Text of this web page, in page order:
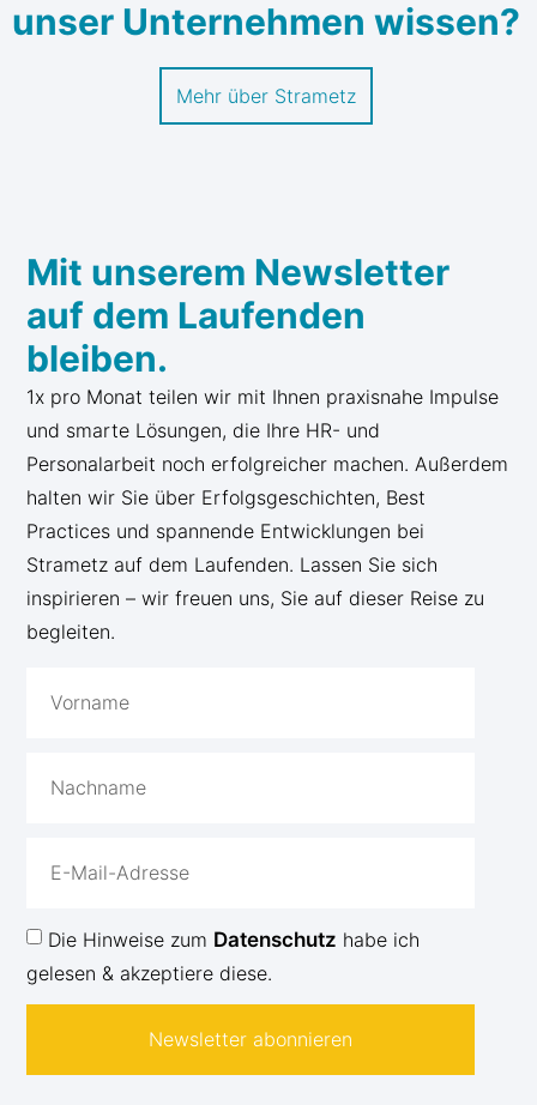
unser Unternehmen wissen?
Mehr über Strametz
Mit unserem Newsletter
auf dem Laufenden
bleiben.
1x pro Monat teilen wir mit Ihnen praxisnahe Impulse
und smarte Lösungen, die Ihre HR- und
Personalarbeit noch erfolgreicher machen. Außerdem
halten wir Sie über Erfolgsgeschichten, Best
Practices und spannende Entwicklungen bei
Strametz auf dem Laufenden. Lassen Sie sich
inspirieren – wir freuen uns, Sie auf dieser Reise zu
begleiten.
Die Hinweise zum Datenschutz habe ich
gelesen & akzeptiere diese.
Newsletter abonnieren